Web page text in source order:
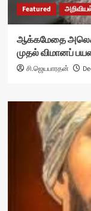
Featured
ஆக்கமேதை
முதல் விமானப்
சி.ஜெயபாரதன்